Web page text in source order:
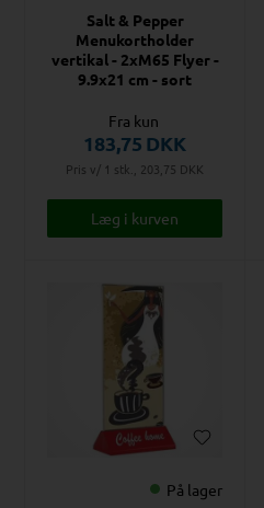
Salt & Pepper
Menukortholder
vertikal - 2xM65 Flyer -
9.9x21 cm - sort
Fra kun
183,75 DKK
Pris v/ 1 stk., 203,75 DKK
På lager